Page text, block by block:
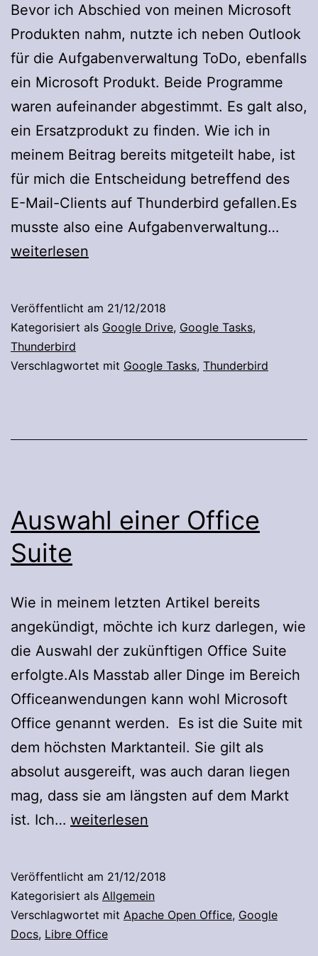
Bevor ich Abschied von meinen Microsoft
Produkten nahm, nutzte ich neben Outlook
für die Aufgabenverwaltung ToDo, ebenfalls
ein Microsoft Produkt. Beide Programme
waren aufeinander abgestimmt. Es galt also,
ein Ersatzprodukt zu finden. Wie ich in
meinem Beitrag bereits mitgeteilt habe, ist
für mich die Entscheidung betreffend des
E-Mail-Clients auf Thunderbird gefallen.Es
musste also eine Aufgabenverwaltung…
weiterlesen
Veröffentlicht am 21/12/2018
Kategorisiert als Google Drive, Google Tasks,
Thunderbird
Verschlagwortet mit Google Tasks, Thunderbird
Auswahl einer Office
Suite
Wie in meinem letzten Artikel bereits
angekündigt, möchte ich kurz darlegen, wie
die Auswahl der zukünftigen Office Suite
erfolgte.Als Masstab aller Dinge im Bereich
Officeanwendungen kann wohl Microsoft
Office genannt werden. Es ist die Suite mit
dem höchsten Marktanteil. Sie gilt als
absolut ausgereift, was auch daran liegen
mag, dass sie am längsten auf dem Markt
ist. Ich… Auswahl
Suite
weiterlesen
Veröffentlicht am 21/12/2018
Kategorisiert als Allgemein
Verschlagwortet mit Apache Open Office, Google
Docs, Libre Office